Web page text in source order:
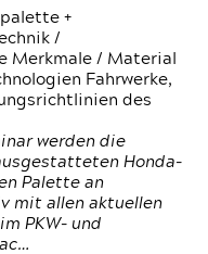
+
/
Merkmale / Material
Fahrwerke,
des
werden die
Honda-
Palette an
mit allen aktuellen
PKW- und